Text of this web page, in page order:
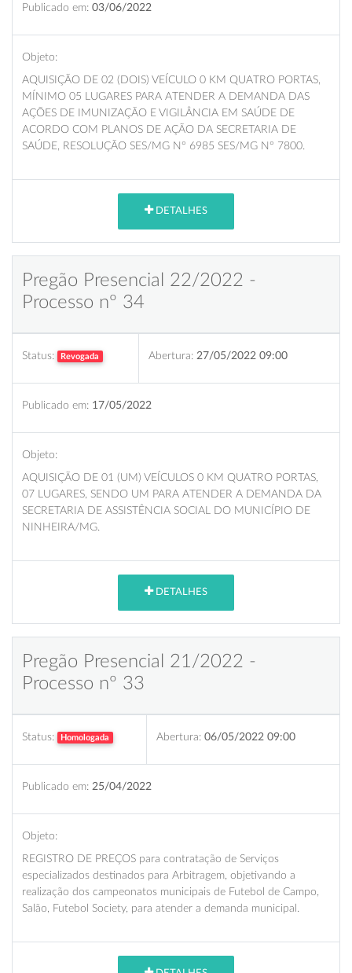
Publicado em: 03/06/2022
Objeto:
AQUISIÇÃO DE 02 (DOIS) VEÍCULO 0 KM QUATRO PORTAS,
MÍNIMO 05 LUGARES PARA ATENDER A DEMANDA DAS
AÇÕES DE IMUNIZAÇÃO E VIGILÂNCIA EM SAÚDE DE
ACORDO COM PLANOS DE AÇÃO DA SECRETARIA DE
SAÚDE, RESOLUÇÃO SES/MG N° 6985 SES/MG N° 7800.
DETALHES
Pregão Presencial 22/2022 -
Processo nº 34
Status: Revogada Abertura: 27/05/2022 09:00
Publicado em: 17/05/2022
Objeto:
AQUISIÇÃO DE 01 (UM) VEÍCULOS 0 KM QUATRO PORTAS,
07 LUGARES, SENDO UM PARA ATENDER A DEMANDA DA
SECRETARIA DE ASSISTÊNCIA SOCIAL DO MUNICÍPIO DE
NINHEIRA/MG.
DETALHES
Pregão Presencial 21/2022 -
Processo nº 33
Status: Homologada Abertura: 06/05/2022 09:00
Publicado em: 25/04/2022
Objeto:
REGISTRO DE PREÇOS para contratação de Serviços
especializados destinados para Arbitragem, objetivando a
realização dos campeonatos municipais de Futebol de Campo,
Salão, Futebol Society, para atender a demanda municipal.